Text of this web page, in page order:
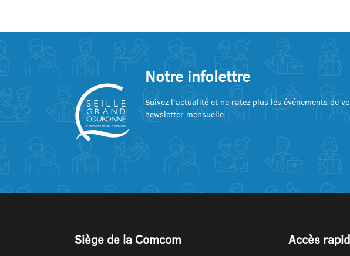
Notre infolettre
Suivez l’actualité et ne ratez plus les événements de
newsletter mensuelle
Siège de la Comcom Accès